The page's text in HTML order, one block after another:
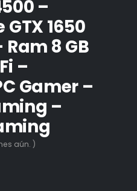
–
1650
Ram 8 GB
–
Gamer –
–
aún. )